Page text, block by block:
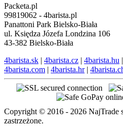
Packeta.pl
99819062 - 4barista.pl
Panattoni Park Bielsko-Biała
ul. Księdza Józefa Londzina 106
43-382 Bielsko-Biała
4barista.sk | 4barista.cz | 4barista.hu |
4barista.com | 4barista.hr|
Copyright © 2016 - 2026 NajTrade
zastrzeżone.